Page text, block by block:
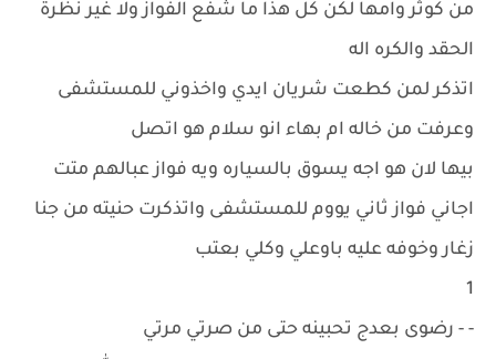
من كوثر وامها لكن كل هذا ما شفع الفواز ولا غير نظرة
الحقد والكره اله
اتذكر لمن كطعت شريان ايدي واخذوني للمستشفى
وعرفت من خاله ام بهاء انو سلام هو اتصل
بيها لان هو اجه يسوق بالسياره ويه فواز عبالهم متت
اجاني فواز ثاني يووم للمستشفى واتذكرت حنيته من جنا
زغار وخوفه عليه باوعلي وكلي بعتب
1
- - رضوى بعدج تحبينه حتى من صرتي مرتي